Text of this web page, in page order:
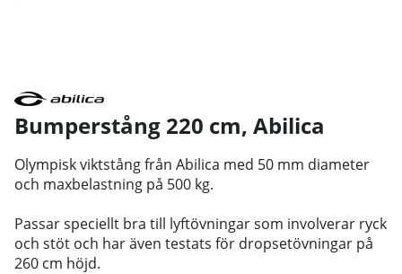
Bumperstång 220 cm, Abilica
Olympisk viktstång från Abilica med 50 mm diameter
och maxbelastning på 500 kg.
Passar speciellt bra till lyftövningar som involverar ryck
och stöt och har även testats för dropsetövningar på
260 cm höjd.